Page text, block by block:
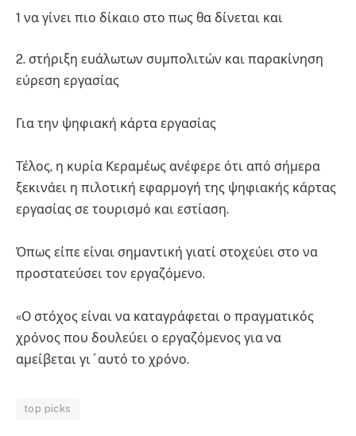
1 να γίνει πιο δίκαιο στο πως θα δίνεται και
2. στήριξη ευάλωτων συμπολιτών και παρακίνηση
εύρεση εργασίας
Για την ψηφιακή κάρτα εργασίας
Τέλος, η κυρία Κεραμέως ανέφερε ότι από σήμερα
ξεκινάει η πιλοτική εφαρμογή της ψηφιακής κάρτας
εργασίας σε τουρισμό και εστίαση.
Όπως είπε είναι σημαντική γιατί στοχεύει στο να
προστατεύσει τον εργαζόμενο.
«Ο στόχος είναι να καταγράφεται ο πραγματικός
χρόνος που δουλεύει ο εργαζόμενος για να
αμείβεται γι΄αυτό το χρόνο.
top picks